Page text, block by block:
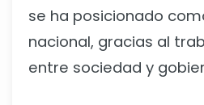
se ha posicionado
nacional, gracias al
entre sociedad y